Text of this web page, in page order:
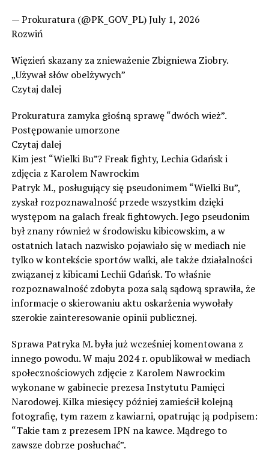
— Prokuratura (@PK_GOV_PL) July 1, 2026
Rozwiń
Więzień skazany za znieważenie Zbigniewa Ziobry.
„Używał słów obelżywych”
Czytaj dalej
Prokuratura zamyka głośną sprawę “dwóch wież”.
Postępowanie umorzone
Czytaj dalej
Kim jest “Wielki Bu”? Freak fighty, Lechia Gdańsk i
zdjęcia z Karolem Nawrockim
Patryk M., posługujący się pseudonimem “Wielki Bu”,
zyskał rozpoznawalność przede wszystkim dzięki
występom na galach freak fightowych. Jego pseudonim
był znany również w środowisku kibicowskim, a w
ostatnich latach nazwisko pojawiało się w mediach nie
tylko w kontekście sportów walki, ale także działalności
związanej z kibicami Lechii Gdańsk. To właśnie
rozpoznawalność zdobyta poza salą sądową sprawiła, że
informacje o skierowaniu aktu oskarżenia wywołały
szerokie zainteresowanie opinii publicznej.
Sprawa Patryka M. była już wcześniej komentowana z
innego powodu. W maju 2024 r. opublikował w mediach
społecznościowych zdjęcie z Karolem Nawrockim
wykonane w gabinecie prezesa Instytutu Pamięci
Narodowej. Kilka miesięcy później zamieścił kolejną
fotografię, tym razem z kawiarni, opatrując ją podpisem:
“Takie tam z prezesem IPN na kawce. Mądrego to
zawsze dobrze posłuchać”.